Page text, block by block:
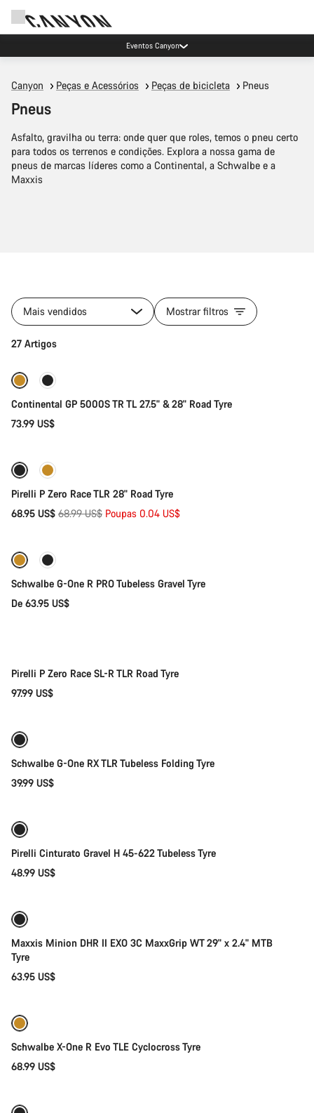
Eventos Canyon
Canyon Peças e Acessórios Peças de bicicleta Pneus
Pneus
Asfalto, gravilha ou terra: onde quer que roles, temos o pneu certo
para todos os terrenos e condições. Explora a nossa gama de
pneus de marcas líderes como a Continental, a Schwalbe e a
Maxxis
Mais vendidos Mostrar filtros
27 Artigos
Continental GP 5000S TR TL 27.5" & 28" Road Tyre
73.99 US$
Descontos
Pirelli P Zero Race TLR 28" Road Tyre
68.95 US$ Preço
68.99 US$ Poupas 0.04 US$
Seleção rápida
Schwalbe G-One R PRO Tubeless Gravel Tyre
De 63.95 US$
Pirelli P Zero Race SL-R TLR Road Tyre
97.99 US$
Schwalbe G-One RX TLR Tubeless Folding Tyre
39.99 US$
Pirelli Cinturato Gravel H 45-622 Tubeless Tyre
48.99 US$
Maxxis Minion DHR II EXO 3C MaxxGrip WT 29" x 2.4" MTB
Tyre
63.95 US$
Schwalbe X-One R Evo TLE Cyclocross Tyre
68.99 US$